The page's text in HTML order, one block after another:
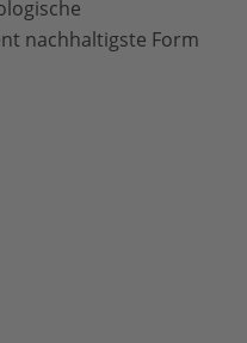
nachhaltigste Form